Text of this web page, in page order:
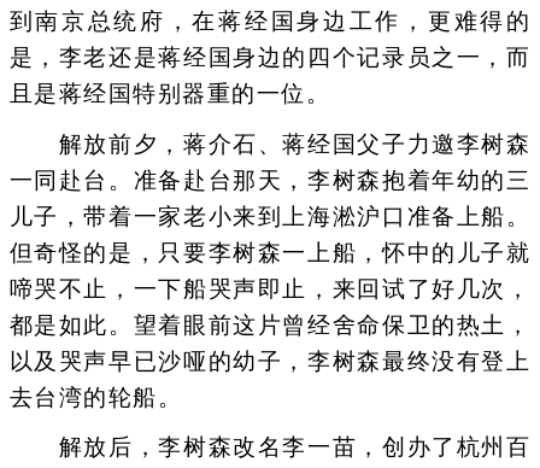
到南京总统府，在蒋经国身边工作，更难得的
是，李老还是蒋经国身边的四个记录员之一，而
且是蒋经国特别器重的一位。
解放前夕，蒋介石、蒋经国父子力邀李树森
一同赴台。准备赴台那天，李树森抱着年幼的三
儿子，带着一家老小来到上海淞沪口准备上船。
但奇怪的是，只要李树森一上船，怀中的儿子就
啼哭不止，一下船哭声即止，来回试了好几次，
都是如此。望着眼前这片曾经舍命保卫的热土，
以及哭声早已沙哑的幼子，李树森最终没有登上
去台湾的轮船。
解放后，李树森改名李一苗，创办了杭州百